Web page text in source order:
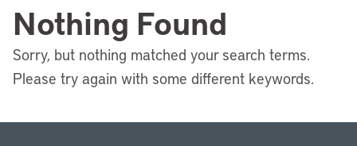
Nothing Found
Sorry, but nothing matched your search terms.
Please try again with some different keywords.